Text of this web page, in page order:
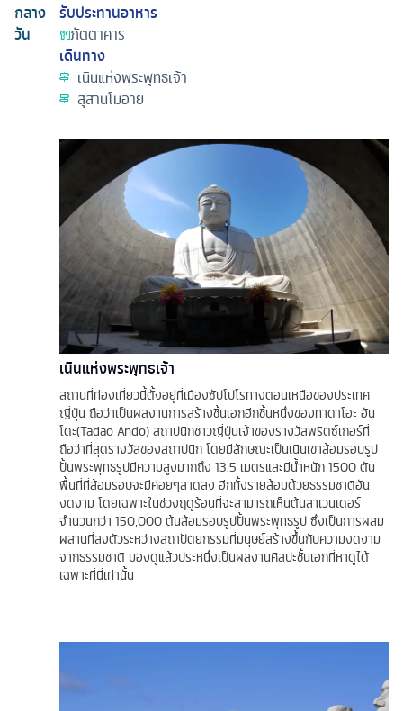
กลาง
วัน
รับประทานอาหาร
ภัตตาคาร
เดินทาง
เนินแห่งพระพุทธเจ้า
สุสานโมอาย
เนินแห่งพระพุทธเจ้า
สถานที่ท่องเที่ยวนี้ตั้งอยู่ที่เมืองซัปโปโรทางตอนเหนือของประเทศ
ญี่ปุ่น ถือว่าเป็นผลงานการสร้างชิ้นเอกอีกชิ้นหนึ่งของทาดาโอะ อัน
โดะ(Tadao Ando) สถาปนิกชาวญี่ปุ่นเจ้าของรางวัลพริตซ์เกอร์ที่
ถือว่าที่สุดรางวัลของสถาปนิก โดยมีลักษณะเป็นเนินเขาล้อมรอบรูป
ปั้นพระพุทธรูปมีความสูงมากถึง 13.5 เมตรและมีน้ำหนัก 1500 ตัน
พื้นที่ที่ล้อมรอบจะมีค่อยๆลาดลง อีกทั้งรายล้อมด้วยธรรมชาติอัน
งดงาม โดยเฉพาะในช่วงฤดูร้อนที่จะสามารถเห็นต้นลาเวนเดอร์
จำนวนกว่า 150,000 ต้นล้อมรอบรูปปั้นพระพุทธรูป ซึ่งเป็นการผสม
ผสานที่ลงตัวระหว่างสถาปัตยกรรมที่มนุษย์สร้างขึ้นกับความงดงาม
จากธรรมชาติ มองดูแล้วประหนึ่งเป็นผลงานศิลปะชั้นเอกที่หาดูได้
เฉพาะที่นี่เท่านั้น